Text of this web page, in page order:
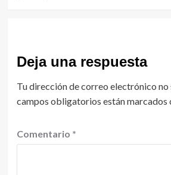
Deja una respuesta
Tu dirección de correo electrónico no
campos obligatorios están marcados
Comentario *